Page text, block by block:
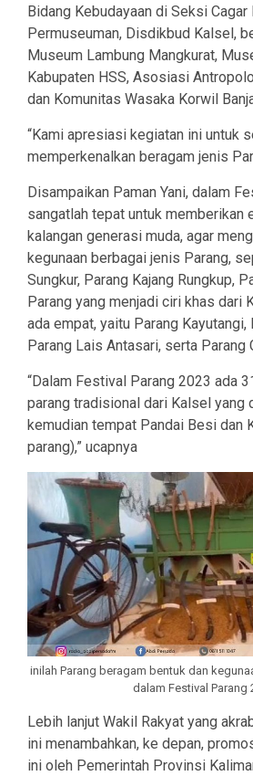
Bidang Kebudayaan di Seksi Cagar
Permuseuman, Disdikbud Kalsel,
Museum Lambung Mangkurat,
Kabupaten HSS, Asosiasi
dan Komunitas Wasaka Korwil
“Kami apresiasi kegiatan ini untuk
memperkenalkan beragam jenis
Disampaikan Paman Yani, dalam
sangatlah tepat untuk memberikan
kalangan generasi muda, agar
kegunaan berbagai jenis Parang,
Sungkur, Parang Kajang Rungkup,
Parang yang menjadi ciri khas dari
ada empat, yaitu Parang Kayutangi,
Parang Lais Antasari, serta Parang
“Dalam Festival Parang 2023 ada
parang tradisional dari Kalsel yang
kemudian tempat Pandai Besi dan
parang),” ucapnya
inilah Parang beragam bentuk dan
dalam Festival Parang
Lebih lanjut Wakil Rakyat yang
ini menambahkan, ke depan,
ini oleh Pemerintah Provinsi